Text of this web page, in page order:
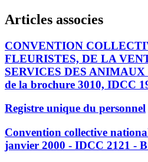
Articles associes
CONVENTION
FLEURISTES, DE LA
SERVICES DES
de la brochure 3010, IDCC
Registre unique du personnel
Convention collective
janvier 2000 - IDCC 2121 -